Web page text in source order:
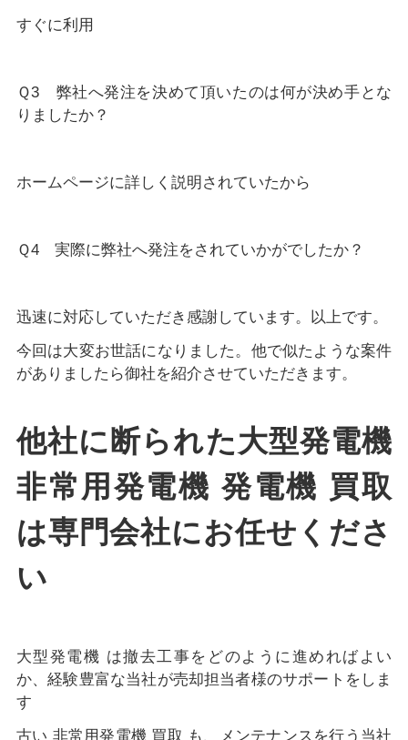
すぐに利用
Ｑ3 弊社へ発注を決めて頂いたのは何が決め手とな
りましたか？
ホームページに詳しく説明されていたから
Ｑ4 実際に弊社へ発注をされていかがでしたか？
迅速に対応していただき感謝しています。以上です。
今回は大変お世話になりました。他で似たような案件
がありましたら御社を紹介させていただきます。
他社に断られた大型発電機
非常用発電機 発電機 買取
は専門会社にお任せくださ
い
大型発電機 は撤去工事をどのように進めればよい
か、経験豊富な当社が売却担当者様のサポートをしま
す
古い 非常用発電機 買取 も、メンテナンスを行う当社